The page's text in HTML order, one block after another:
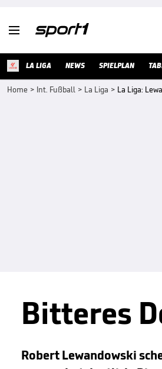

LA LIGA NEWS SPIELPLAN
Home > Int. Fußball > La Liga > La Liga:
Bitteres
Robert Lewandowski